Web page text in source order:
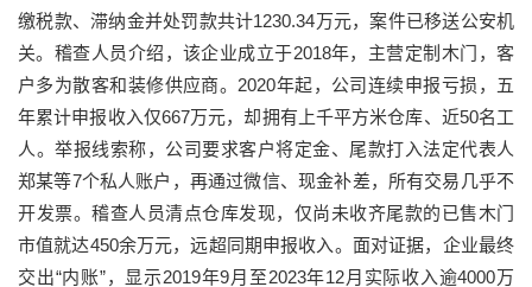
缴税款、滞纳金并处罚款共计1230.34万元，案件已移送公安机
关。稽查人员介绍，该企业成立于2018年，主营定制木门，客
户多为散客和装修供应商。2020年起，公司连续申报亏损，五
年累计申报收入仅667万元，却拥有上千平方米仓库、近50名工
人。举报线索称，公司要求客户将定金、尾款打入法定代表人
郑某等7个私人账户，再通过微信、现金补差，所有交易几乎不
开发票。稽查人员清点仓库发现，仅尚未收齐尾款的已售木门
市值就达450余万元，远超同期申报收入。面对证据，企业最终
交出“内账”，显示2019年9月至2023年12月实际收入逾4000万